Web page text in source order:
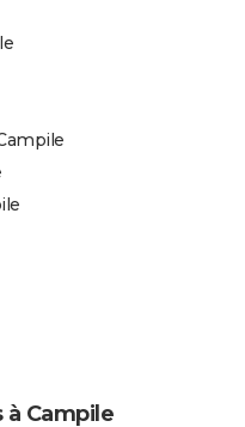
Campile